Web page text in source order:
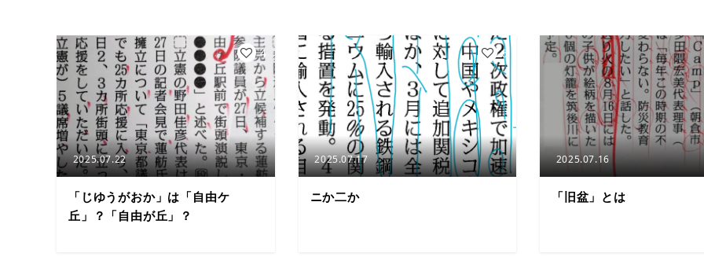
2025.07.22
「じゆうがおか」は「自由ケ
丘」？「自由が丘」？
4
2025.07.17
ニか二か
6
2025.07.16
「旧盆」とは